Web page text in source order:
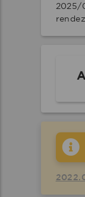
2025/